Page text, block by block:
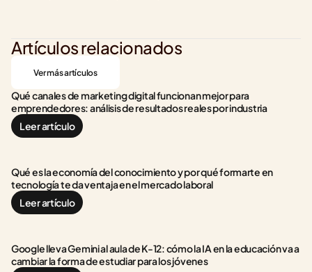
Artículos relacionados
Ver más artículos
Qué canales de marketing digital funcionan mejor para
emprendedores: análisis de resultados reales por industria
Leer artículo
Qué es la economía del conocimiento y por qué formarte en
tecnología te da ventaja en el mercado laboral
Leer artículo
Google lleva Gemini al aula de K-12: cómo la IA en la educación va a
cambiar la forma de estudiar para los jóvenes